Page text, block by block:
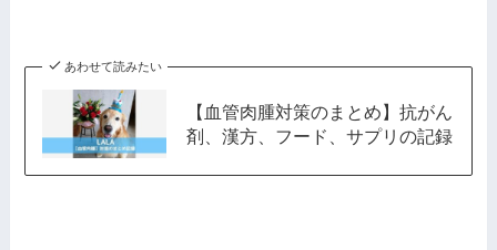
あわせて読みたい
【血管肉腫対策のまとめ】抗がん
剤、漢方、フード、サプリの記録